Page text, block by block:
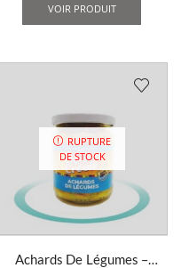
VOIR PRODUIT
RUPTURE
DE STOCK
Achards De Légumes –